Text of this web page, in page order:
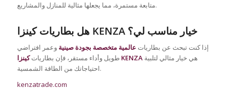
متابعة مستمرة، مما يجعلها مثالية للمنازل والمشاريع.
هل بطاريات كينزا KENZA خيار مناسب لي؟
إذا كنت تبحث عن بطاريات عالمية متخصصة بجودة صينية وعمر افتراضي
طويل وأداء مستقر، فإن بطارياتكينزا KENZAهي خيار مثالي لتلبية
احتياجاتك من الطاقة الشمسية.
kenzatrade.com